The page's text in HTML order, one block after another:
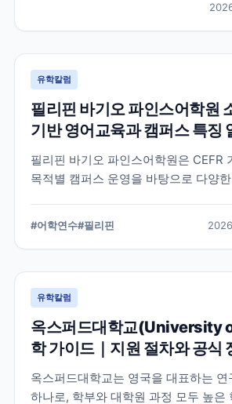
유학칼럼
필리핀 바기오 파인스어학원
기반 영어교육과 캠퍼스 특징
필리핀 바기오 파인스어학원은 CEFR
목적별 캠퍼스 운영을 바탕으로 다양
생이 알아야 할 내용을 정리했습니다.
#어학연수#필리핀
유학칼럼
옥스퍼드대학교(University
학 가이드｜지원 절차와 공식
옥스퍼드대학교는 영국을 대표하는
하나로, 학부와 대학원 과정 모두 높은